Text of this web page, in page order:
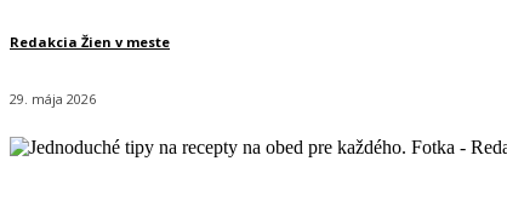
Redakcia Žien v meste
29. mája 2026